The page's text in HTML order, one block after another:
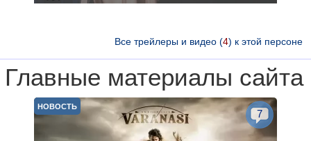
Все трейлеры и видео (4) к этой персоне
Главные материалы сайта
НОВОСТЬ
7